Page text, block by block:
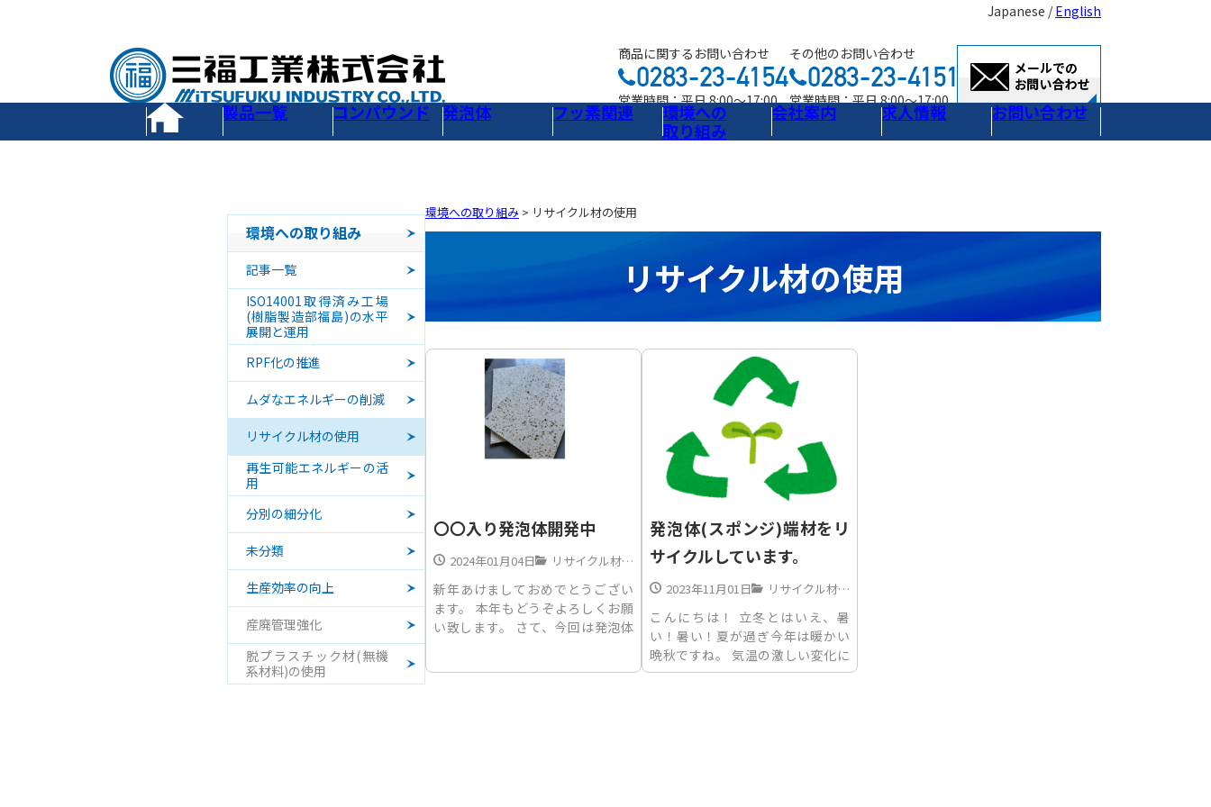
Japanese /English
商品に関するお問い合わせ
営業時間：平日 8:00～17:00
その他のお問い合わせ
営業時間：平日 8:00～17:00
製品一覧 コンパウンド 発泡体 フッ素関連
環境への
取り組み
会社案内 求人情報 お問い合わせ
環境への取り組み > リサイクル材の使用
リサイクル材の使用
〇〇入り発泡体開発中
2024年01月04日 リサイクル材の使用
新年あけましておめでとうござい
ます。 本年もどうぞよろしくお願
い致します。 さて、今回は発泡体
発泡体(スポンジ)端材をリ
サイクルしています。
2023年11月01日 リサイクル材の使用
こんにちは！ 立冬とはいえ、暑
い！暑い！夏が過ぎ今年は暖かい
晩秋ですね。 気温の激しい変化に
は体調を整えて冬を迎えていきたい
環境への取り組み
記事一覧
ISO14001取得済み工場
(樹脂製造部福島)の水平
展開と運用
RPF化の推進
ムダなエネルギーの削減
リサイクル材の使用
再生可能エネルギーの活
用
分別の細分化
未分類
生産効率の向上
産廃管理強化
脱プラスチック材(無機
系材料)の使用